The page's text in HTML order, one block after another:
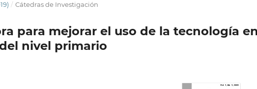
/ Cátedras de Investigación
para mejorar el uso de la tecnología en
nivel primario